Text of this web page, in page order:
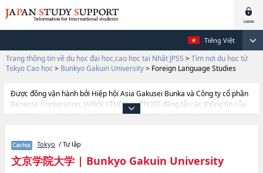
Tiếng Việt
Trang thông tin về du học đại học,cao học tại Nhật JPSS > Tìm nơi du học từ
Tokyo Cao học > Bunkyo Gakuin University> Foreign Language Studies
Được đồng vận hành bởi Hiệp hội Asia Gakusei Bunka và Công ty cổ phần
Benesse Corporation, JAPAN STUDY SUPPORT đăng tải các thông tin của
khoảng 1.300 trường đại học, cao học, trường đại học ngắn hạn, trường
thông tin cần thiết dành cho du học sinh, như là về các Business
AdministrationhoặcHuman StudieshoặcForeign Language
StudieshoặcHealth Care Science, thông tin về từng khoa nghiên cứu,
Tokyo / Tư lập
文京学院大学| Bunkyo Gakuin University